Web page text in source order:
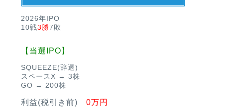
2026年IPO
10戦3勝7敗
【当選IPO】
SQUEEZE(辞退)
スペースX → 3株
GO → 200株
利益(税引き前) 0万円